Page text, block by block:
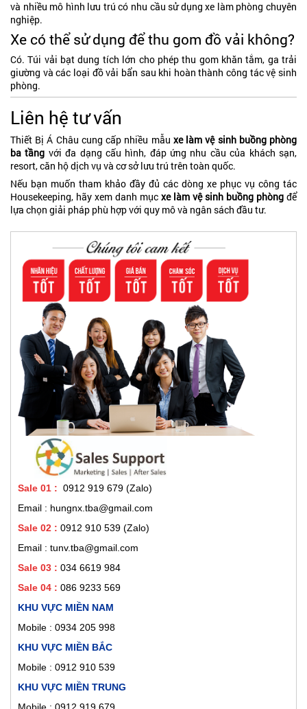
và nhiều mô hình lưu trú có nhu cầu sử dụng xe làm phòng chuyên
nghiệp.
Xe có thể sử dụng để thu gom đồ vải không?
Có. Túi vải bạt dung tích lớn cho phép thu gom khăn tắm, ga trải
giường và các loại đồ vải bẩn sau khi hoàn thành công tác vệ sinh
phòng.
Liên hệ tư vấn
Thiết Bị Á Châu cung cấp nhiều mẫu xe làm vệ sinh buồng phòng
ba tầng với đa dạng cấu hình, đáp ứng nhu cầu của khách sạn,
resort, căn hộ dịch vụ và cơ sở lưu trú trên toàn quốc.
Nếu bạn muốn tham khảo đầy đủ các dòng xe phục vụ công tác
Housekeeping, hãy xem danh mục xe làm vệ sinh buồng phòng để
lựa chọn giải pháp phù hợp với quy mô và ngân sách đầu tư.
Sale 01 : 0912 919 679 (Zalo)
Email : hungnx.tba@gmail.com
Sale 02 : 0912 910 539 (Zalo)
Email : tunv.tba@gmail.com
Sale 03 : 034 6619 984
Sale 04 : 086 9233 569
KHU VỰC MIỀN NAM
Mobile : 0934 205 998
KHU VỰC MIỀN BẮC
Mobile : 0912 910 539
KHU VỰC MIỀN TRUNG
Mobile : 0912 919 679